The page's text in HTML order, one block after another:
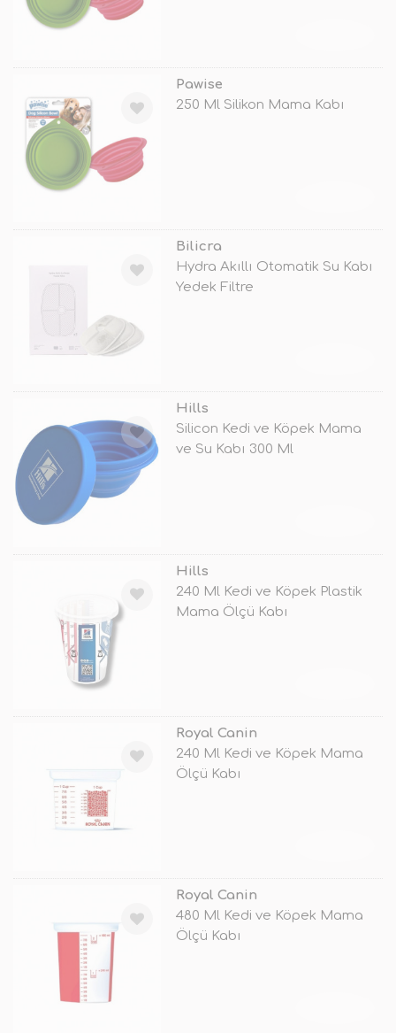
Pawise
250 Ml Silikon Mama Kabı
Bilicra
Hydra Akıllı Otomatik Su Kabı
Yedek Filtre
Hills
Silicon Kedi ve Köpek Mama
ve Su Kabı 300 Ml
Hills
240 Ml Kedi ve Köpek Plastik
Mama Ölçü Kabı
Royal Canin
240 Ml Kedi ve Köpek Mama
Ölçü Kabı
Royal Canin
480 Ml Kedi ve Köpek Mama
Ölçü Kabı